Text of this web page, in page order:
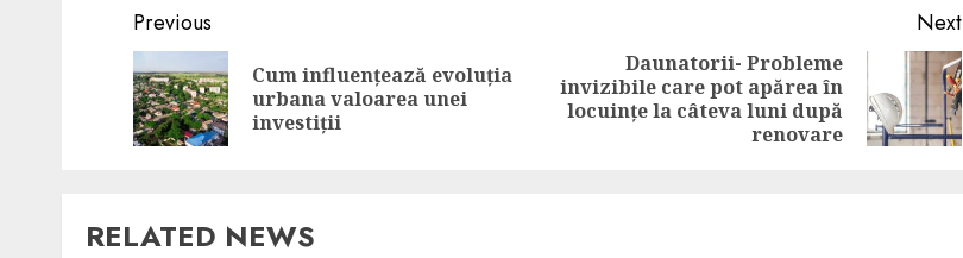
Post
navigation
Previous
Previous
post:
Cum influențează evoluția
urbana valoarea unei
investiții
Next
Next
post:
Daunatorii- Probleme
invizibile care pot apărea în
locuințe la câteva luni după
renovare
RELATED NEWS